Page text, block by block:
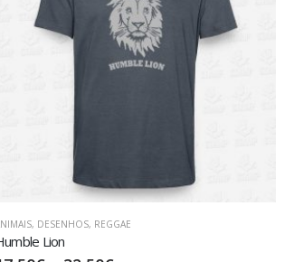
, DESENHOS, REGGAE
Lion